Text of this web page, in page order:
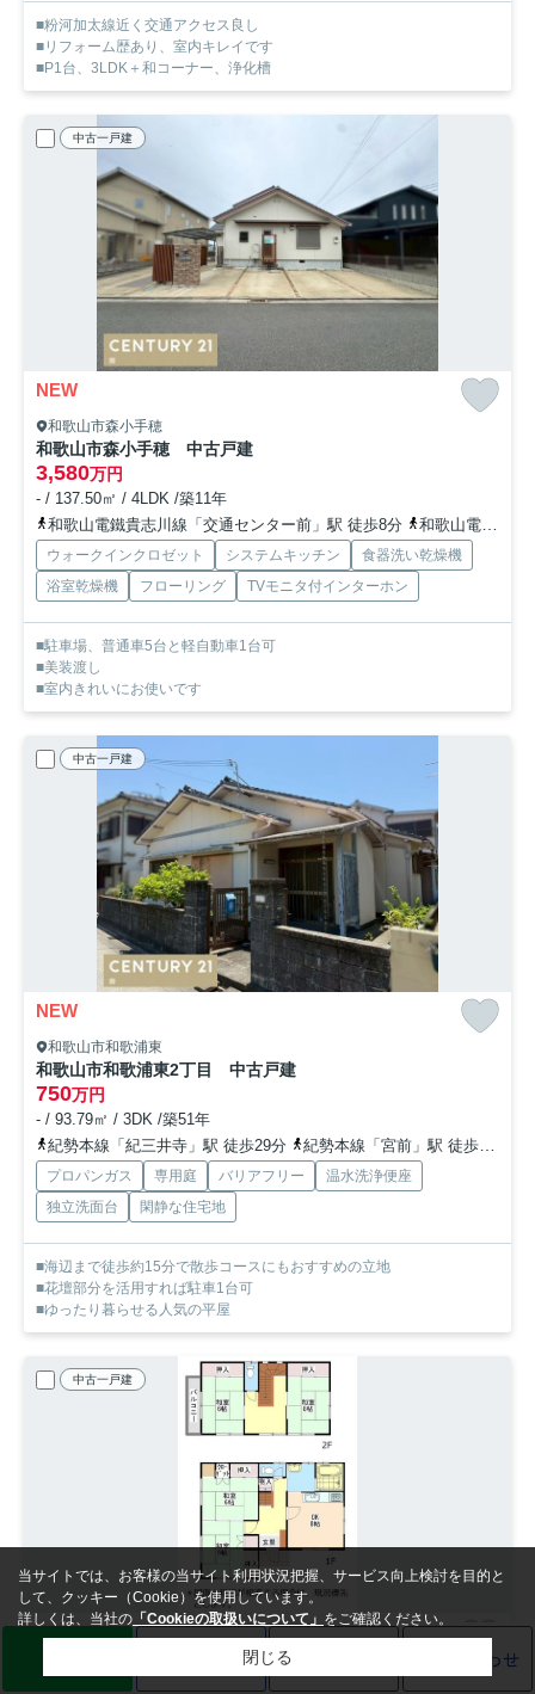
■粉河加太線近く交通アクセス良し
■リフォーム歴あり、室内キレイです
■P1台、3LDK＋和コーナー、浄化槽
中古一戸建
NEW
和歌山市森小手穂
和歌山市森小手穂 中古戸建
3,580万円
- / 137.50㎡ / 4LDK /築11年
和歌山電鐵貴志川線「交通センター前」駅 徒歩8分
和歌山電鐵貴志川線「岡崎前」駅 徒歩8分
ウォークインクロゼット システムキッチン
食器洗い乾燥機
浴室乾燥機
フローリング TVモニタ付インターホン
■駐車場、普通車5台と軽自動車1台可
■美装渡し
■室内きれいにお使いです
中古一戸建
NEW
和歌山市和歌浦東
和歌山市和歌浦東2丁目 中古戸建
750万円
- / 93.79㎡ / 3DK /築51年
紀勢本線「紀三井寺」駅 徒歩29分
紀勢本線「宮前」駅 徒歩45分
プロパンガス 専用庭 バリアフリー
温水洗浄便座
独立洗面台
閑静な住宅地
■海辺まで徒歩約15分で散歩コースにもおすすめの立地
■花壇部分を活用すれば駐車1台可
■ゆったり暮らせる人気の平屋
中古一戸建
NEW
お問い合わせ
当サイトでは、お客様の当サイト利用状況把握、サービス向上検討を目的と
して、クッキー（Cookie）を使用しています。
詳しくは、当社の 「Cookieの取扱いについて」 をご確認ください。
閉じる